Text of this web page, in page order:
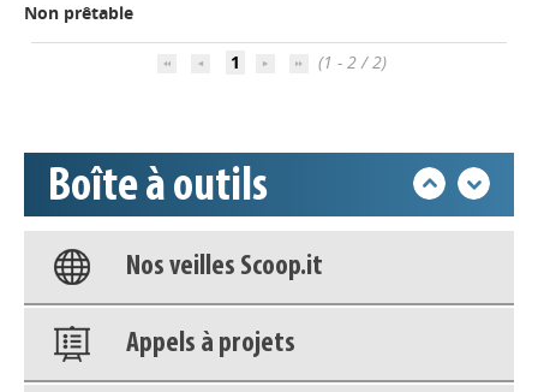
Non prêtable
1 (1 - 2 / 2)
Boîte à outils
Déposer une actu !
Base documentaire
Nos veilles Scoop.it
Appels à projets